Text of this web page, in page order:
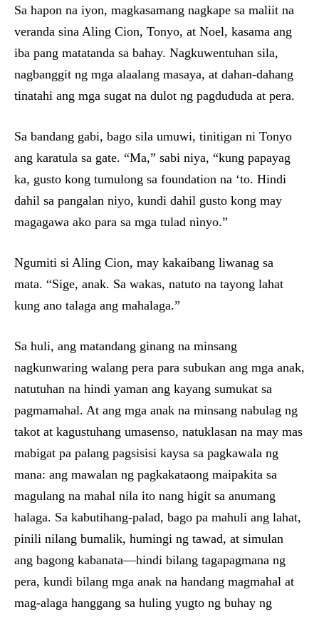
Sa hapon na iyon, magkasamang nagkape sa maliit na
veranda sina Aling Cion, Tonyo, at Noel, kasama ang
iba pang matatanda sa bahay. Nagkuwentuhan sila,
nagbanggit ng mga alaalang masaya, at dahan-dahang
tinatahi ang mga sugat na dulot ng pagdududa at pera.
Sa bandang gabi, bago sila umuwi, tinitigan ni Tonyo
ang karatula sa gate. “Ma,” sabi niya, “kung papayag
ka, gusto kong tumulong sa foundation na ‘to. Hindi
dahil sa pangalan niyo, kundi dahil gusto kong may
magagawa ako para sa mga tulad ninyo.”
Ngumiti si Aling Cion, may kakaibang liwanag sa
mata. “Sige, anak. Sa wakas, natuto na tayong lahat
kung ano talaga ang mahalaga.”
Sa huli, ang matandang ginang na minsang
nagkunwaring walang pera para subukan ang mga anak,
natutuhan na hindi yaman ang kayang sumukat sa
pagmamahal. At ang mga anak na minsang nabulag ng
takot at kagustuhang umasenso, natuklasan na may mas
mabigat pa palang pagsisisi kaysa sa pagkawala ng
mana: ang mawalan ng pagkakataong maipakita sa
magulang na mahal nila ito nang higit sa anumang
halaga. Sa kabutihang-palad, bago pa mahuli ang lahat,
pinili nilang bumalik, humingi ng tawad, at simulan
ang bagong kabanata—hindi bilang tagapagmana ng
pera, kundi bilang mga anak na handang magmahal at
mag-alaga hanggang sa huling yugto ng buhay ng